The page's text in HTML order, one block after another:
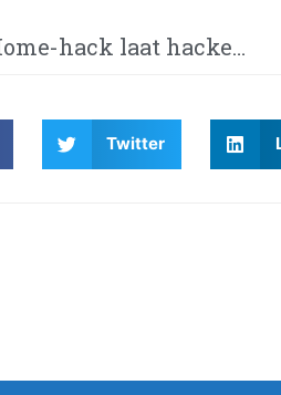
Google Home-hack laat hackers afluisteren van je privégesprekken – Dit moet je weten! Waarom wordt Twitter steeds gehackt en heeft China eindelijk de encryptie gebroken met kwantumcomputers?
Twitter